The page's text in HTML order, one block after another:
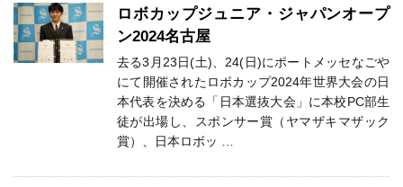
ロボカップジュニア・ジャパンオープ
ン2024名古屋
去る3月23日(土)、24(日)にポートメッセなごや
にて開催されたロボカップ2024年世界大会の日
本代表を決める「日本選抜大会」に本校PC部生
徒が出場し、スポンサー賞（ヤマザキマザック
賞）、日本ロボッ …